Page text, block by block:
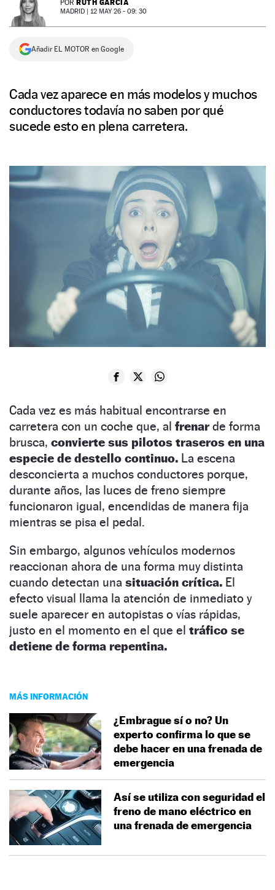
NEWSLETTER
SÍGUENOS
POR RUTH GARCÍA
MADRID | 12 MAY 26 - 09: 30
Añadir EL MOTOR en Google
Cada vez aparece en más modelos y muchos
conductores todavía no saben por qué
sucede esto en plena carretera.
Cada vez es más habitual encontrarse en
carretera con un coche que, al frenarde forma
brusca, convierte sus pilotos traseros en una
especie de destello continuo. La escena
desconcierta a muchos conductores porque,
durante años, las luces de freno siempre
funcionaron igual, encendidas de manera fija
mientras se pisa el pedal.
Sin embargo, algunos vehículos modernos
reaccionan ahora de una forma muy distinta
cuando detectan una situación crítica. El
efecto visual llama la atención de inmediato y
suele aparecer en autopistas o vías rápidas,
justo en el momento en el que el tráfico se
detiene de forma repentina.
MÁS INFORMACIÓN
¿Embrague sí o no? Un
experto confirma lo que se
debe hacer en una frenada de
emergencia
Así se utiliza con seguridad el
freno de mano eléctrico en
una frenada de emergencia